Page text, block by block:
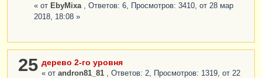
« от EbyMixa
, Ответов: 6, Просмотров: 3410, от 28 мар
2018, 18:08 »
25 дерево 2-го уровня
« от andron81_81
, Ответов: 2, Просмотров: 1319, от 22